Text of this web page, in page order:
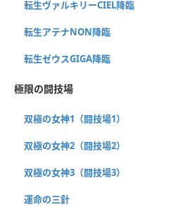
転生ヴァルキリーCIEL降臨
転生アテナNON降臨
転生ゼウスGIGA降臨
極限の闘技場
双極の女神1（闘技場1）
双極の女神2（闘技場2）
双極の女神3（闘技場3）
運命の三針